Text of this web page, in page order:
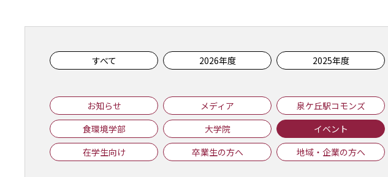
すべて 2026年度 2025年度
お知らせ メディア 泉ケ丘駅コモンズ
食環境学部
大学院 イベント
在学生向け
卒業生の方へ 地域・企業の方へ